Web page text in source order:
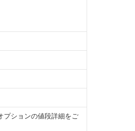
プションの値段詳細をご